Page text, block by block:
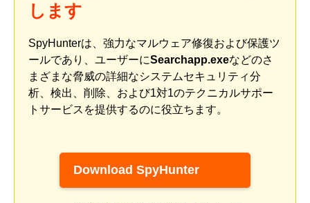
します
SpyHunterは、強力なマルウェア修復および保護ツ
ールであり、ユーザーにSearchapp.exeなどのさ
まざまな脅威の詳細なシステムセキュリティ分
析、検出、削除、および1対1のテクニカルサポー
トサービスを提供するのに役立ちます。
Download SpyHunter